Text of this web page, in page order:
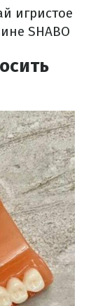
игристое
SHABO